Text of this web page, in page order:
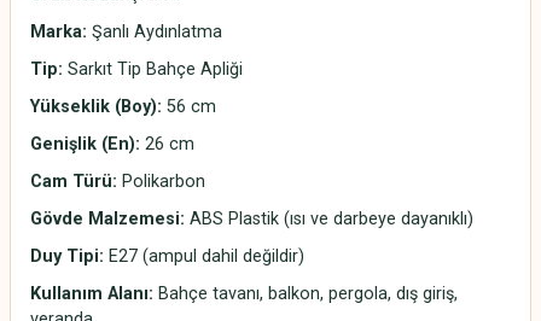
Marka: Şanlı Aydınlatma
Tip: Sarkıt Tip Bahçe Apliği
Yükseklik (Boy): 56 cm
Genişlik (En): 26 cm
Cam Türü: Polikarbon
Gövde Malzemesi: ABS Plastik (ısı ve darbeye dayanıklı)
Duy Tipi: E27 (ampul dahil değildir)
Kullanım Alanı: Bahçe tavanı, balkon, pergola, dış giriş,